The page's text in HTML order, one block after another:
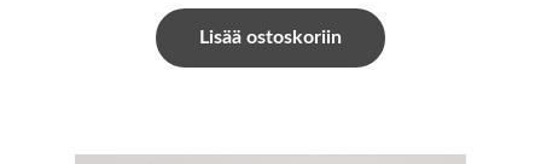
Lisää ostoskoriin